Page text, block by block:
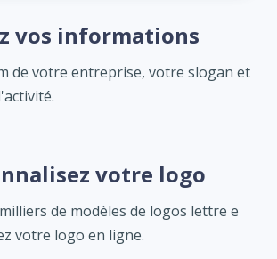
vos informations
de votre entreprise, votre slogan et
votre logo
de modèles de logos lettre e
votre logo en ligne.